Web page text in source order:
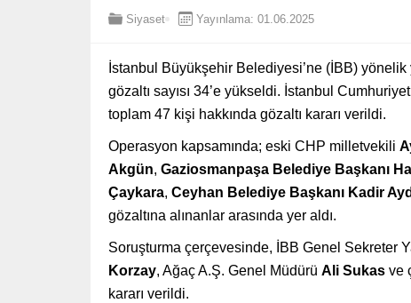
Siyaset Yayınlama: 01.06.2025
İstanbul Büyükşehir Belediyesi’ne (İBB)
gözaltı sayısı 34’e yükseldi. İstanbul
toplam 47 kişi hakkında gözaltı kararı verildi.
Operasyon kapsamında; eski CHP milletvekili
Akgün, Gaziosmanpaşa Belediye Başkanı
Çaykara, Ceyhan Belediye Başkanı Kadir
gözaltına alınanlar arasında yer aldı.
Soruşturma çerçevesinde, İBB Genel Sekreter
Korzay, Ağaç A.Ş. Genel Müdürü Ali Sukas ve
kararı verildi.